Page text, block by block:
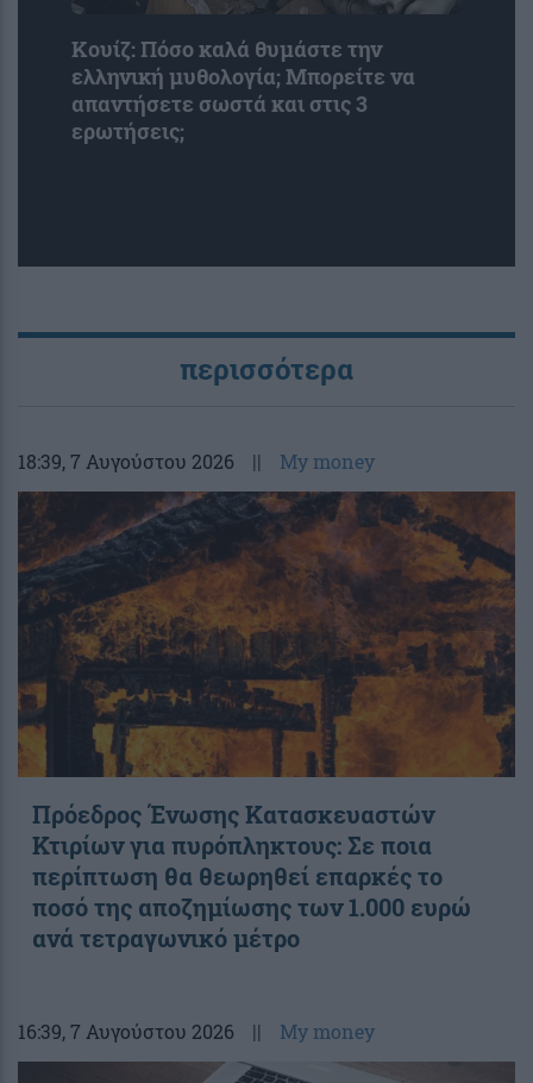
Κουίζ: Πόσο καλά θυμάστε την
ελληνική μυθολογία; Μπορείτε να
απαντήσετε σωστά και στις 3
ερωτήσεις;
περισσότερα
18:39, 7 Αυγούστου 2026 || My money
Πρόεδρος Ένωσης Κατασκευαστών
Κτιρίων για πυρόπληκτους: Σε ποια
περίπτωση θα θεωρηθεί επαρκές το
ποσό της αποζημίωσης των 1.000 ευρώ
ανά τετραγωνικό μέτρο
16:39, 7 Αυγούστου 2026 || My money